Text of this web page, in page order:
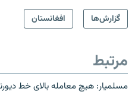
گزارش‌ها
افغانستان
مرتبط
مسلمیار: هیچ معامله بالای خط